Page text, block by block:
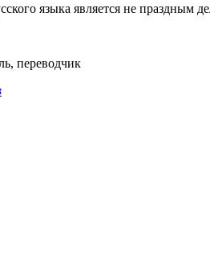
языка является не праздным
переводчик